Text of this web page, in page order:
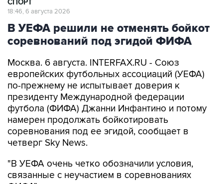
В УЕФА решили не отменять бойкот
соревнований под эгидой ФИФА
Москва. 6 августа. INTERFAX.RU - Союз
по-прежнему не испытывает доверия к
президенту Международной федерации
футбола (ФИФА) Джанни Инфантино и потому
намерен продолжать бойкотировать
соревнования под ее эгидой, сообщает в
четверг Sky News.
"В УЕФА очень четко обозначили условия,
ФИФА", - приводит телеканал выдержки из
заявления европейской организации.